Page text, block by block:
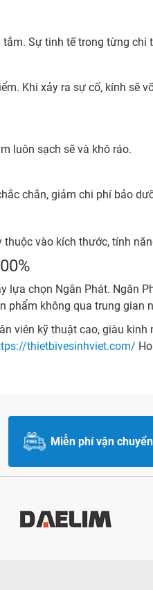
Sự tinh tế trong từng
Khi xảy ra sự cố, kính sẽ
luôn sạch sẽ và khô ráo.
chắn, giảm chi phí bảo
thuộc vào kích thước, tính
lựa chọn Ngân Phát. Ngân
không qua trung gian
viên kỹ thuật cao, giàu
thietbivesinhviet.com/
Miễn phí vận chuyển